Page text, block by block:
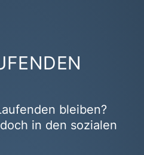
bleiben?
in den sozialen